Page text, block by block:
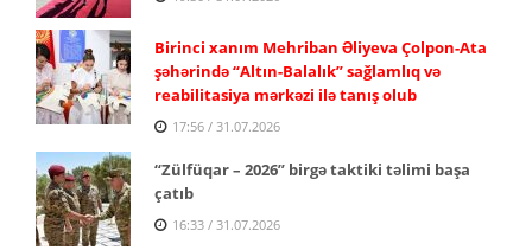
Birinci xanım Mehriban Əliyeva Çolpon-Ata
şəhərində “Altın-Balalık” sağlamlıq və
reabilitasiya mərkəzi ilə tanış olub
17:56 / 31.07.2026
“Zülfüqar – 2026” birgə taktiki təlimi başa
çatıb
16:33 / 31.07.2026